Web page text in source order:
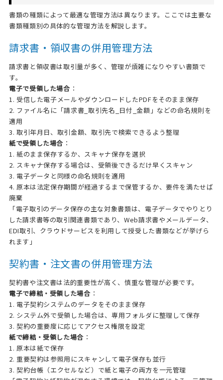
書類の種類によって最適な管理方法は異なります。ここでは主要な
書類種類別の具体的な管理方法を解説します。
請求書・領収書の併用管理方法
請求書と領収書は取引量が多く、管理が煩雑になりやすい書類で
す。
電子で受領した場合：
1. 受信した電子メールやダウンロードしたPDFをそのまま保存
2. ファイル名に「請求書_取引先名_日付_金額」などの命名規則を
適用
3. 取引年月日、取引金額、取引先で検索できるよう整理
紙で受領した場合 ：
1. 紙のまま保存するか、スキャナ保存を選択
2. スキャナ保存する場合は、受領後できるだけ早くスキャン
3. 電子データと同様の命名規則を適用
4. 原本は法定保存期間が経過するまで保管するか、要件を満たせば
廃棄
「電子取引のデータ保存の主な対象書類は、電子データでやりとり
した請求書等の取引関連書類であり、Web請求書やメールデータ、
EDI取引、クラウドサービスを利用して授受した書類などが挙げら
れます」
契約書・注文書の併用管理方法
契約書や注文書は法的重要性が高く、慎重な管理が必要です。
電子で締結・受領した場合：
1. 電子契約システムのデータをそのまま保存
2. システム外で受領した場合は、専用フォルダに整理して保存
3. 契約の重要度に応じてアクセス権限を設定
紙で締結・受領した場合 ：
1. 原本は紙で保存
2. 重要契約は参照用にスキャンして電子保存も並行
3. 契約台帳（エクセルなど）で紙と電子の両方を一元管理